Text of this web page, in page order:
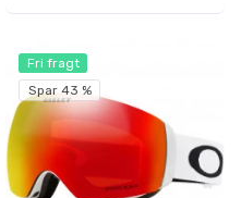
Fri fragt
Spar 43 %